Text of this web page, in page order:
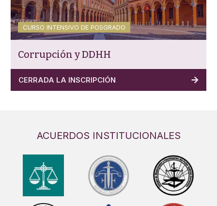
CURSO INTENSIVO DE POSGRADO
Corrupción y DDHH
CERRADA LA INSCRIPCIÓN
ACUERDOS INSTITUCIONALES